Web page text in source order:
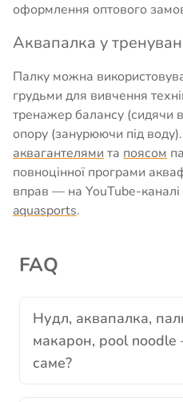
оформлення оптового
Аквапалка у
Палку можна
грудьми для вивчення
тренажер балансу (сидячи
опору (занурюючи під воду).
аквагантелями та поясом
повноцінної програми
вправ — на YouTube-каналі
aquasports.
FAQ
Нудл, аквапалка,
макарон, pool
саме?